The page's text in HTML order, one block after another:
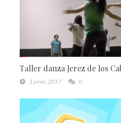
Taller danza Jerez de los
1 junio, 2017 0